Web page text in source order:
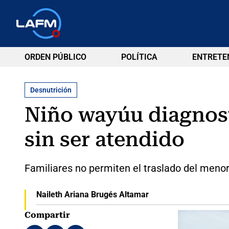
ORDEN PÚBLICO POLÍTICA
Desnutrición
Niño wayúu
sin ser atendido
Familiares no permiten el traslado del
Naileth Ariana Brugés Altamar
Compartir